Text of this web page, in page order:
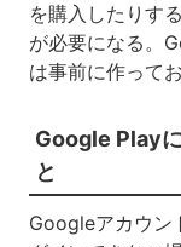
を購入したりす
が必要になる。
は事前に作ってお
Google Play
と
Googleアカウン